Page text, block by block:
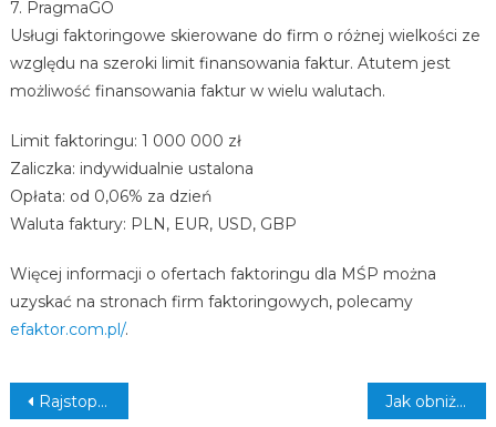
7. PragmaGO
Usługi faktoringowe skierowane do firm o różnej wielkości ze
względu na szeroki limit finansowania faktur. Atutem jest
możliwość finansowania faktur w wielu walutach.
Limit faktoringu: 1 000 000 zł
Zaliczka: indywidualnie ustalona
Opłata: od 0,06% za dzień
Waluta faktury: PLN, EUR, USD, GBP
Więcej informacji o ofertach faktoringu dla MŚP można
uzyskać na stronach firm faktoringowych, polecamy
efaktor.com.pl/.
Zobacz wpisy
Rajstopy wyglądające jak pończochy – zobacz pomysły na stylizacje! Jak obniżyć za wysokie trójglicerydy? 5 domowych metod!